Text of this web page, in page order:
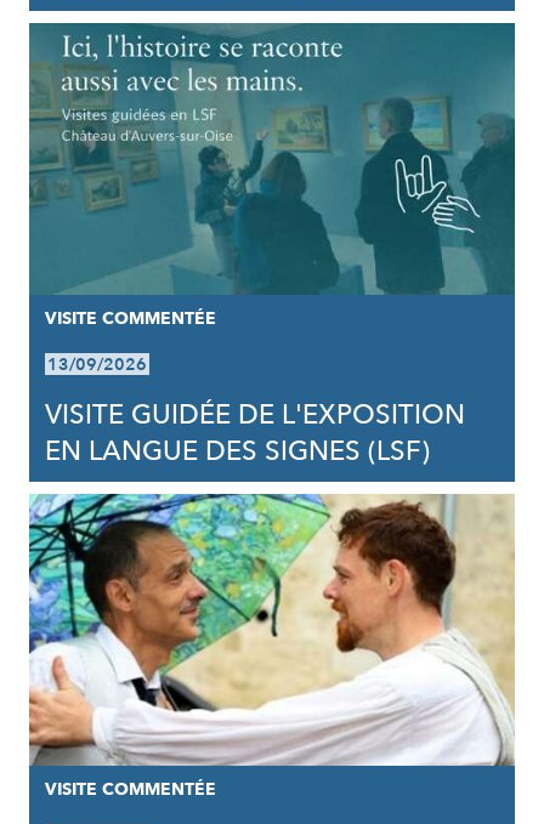
VISITE COMMENTÉE
13/09/2026
VISITE GUIDÉE DE L'EXPOSITION
EN LANGUE DES SIGNES (LSF)
VISITE COMMENTÉE